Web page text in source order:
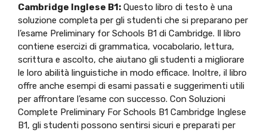
Cambridge Inglese B1: Questo libro di testo è una
soluzione completa per gli studenti che si preparano per
l’esame Preliminary for Schools B1 di Cambridge. Il libro
contiene esercizi di grammatica, vocabolario, lettura,
scrittura e ascolto, che aiutano gli studenti a migliorare
le loro abilità linguistiche in modo efficace. Inoltre, il libro
offre anche esempi di esami passati e suggerimenti utili
per affrontare l’esame con successo. Con Soluzioni
Complete Preliminary For Schools B1 Cambridge Inglese
B1, gli studenti possono sentirsi sicuri e preparati per